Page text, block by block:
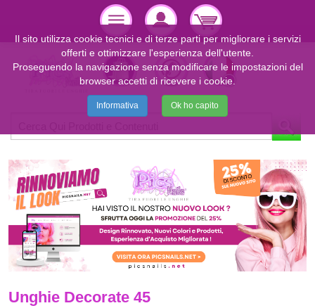
Unghie Decorate 45
Il sito utilizza cookie tecnici e di terze parti per migliorare i servizi
offerti e ottimizzare l'esperienza dell'utente.
Proseguendo la navigazione senza modificare le impostazioni del
browser accetti di ricevere i cookie.
Informativa Ok ho capito